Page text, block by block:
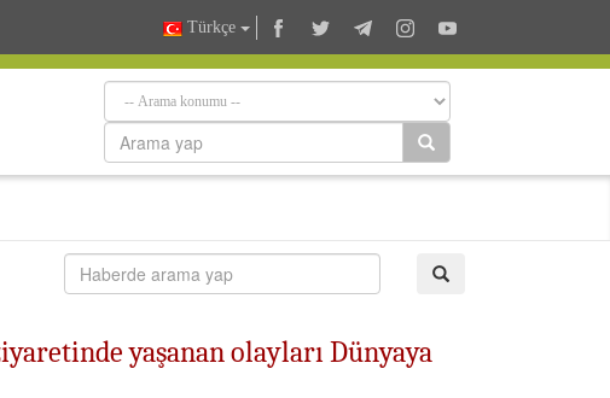
Türkçe
yaşanan olayları Dünyaya